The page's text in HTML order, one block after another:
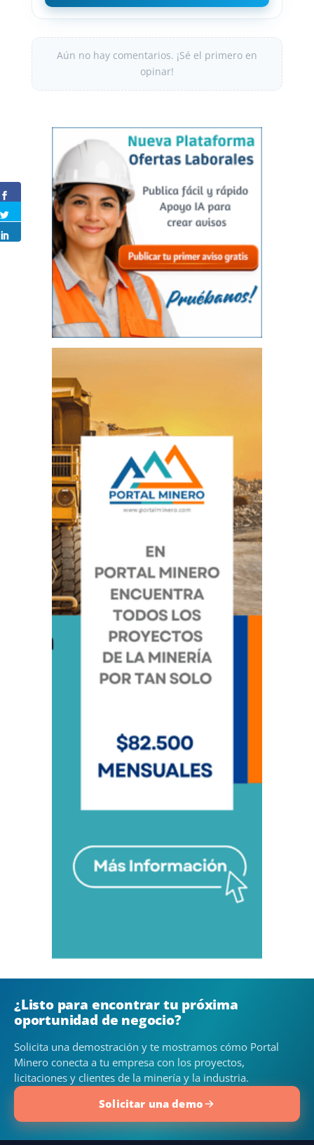
Aún no hay comentarios. ¡Sé el primero en
opinar!
¿Listo para encontrar tu próxima
oportunidad de negocio?
Solicita una demostración y te mostramos cómo Portal
Minero conecta a tu empresa con los proyectos,
licitaciones y clientes de la minería y la industria.
Solicitar una demo